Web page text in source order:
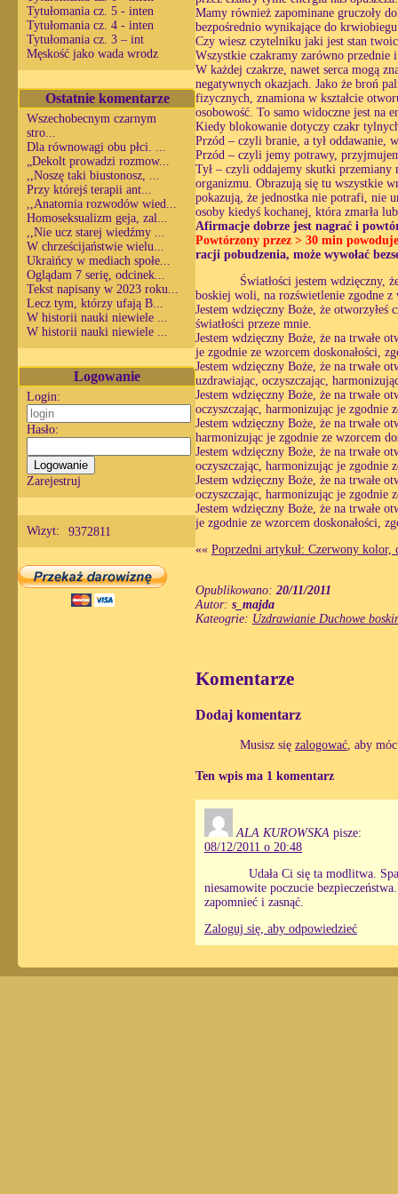
Tytułomania cz. 5 - inten
Tytułomania cz. 4 - inten
Tytułomania cz. 3 – int
Męskość jako wada wrodz
Ostatnie komentarze
Wszechobecnym czarnym
stro...
Dla równowagi obu płci. ...
„Dekolt prowadzi rozmow...
,,Noszę taki biustonosz, ...
Przy którejś terapii ant...
,,Anatomia rozwodów wied...
Homoseksualizm geja, zal...
,,Nie ucz starej wiedźmy ...
W chrześcijaństwie wielu...
Ukraińcy w mediach społe...
Oglądam 7 serię, odcinek...
Tekst napisany w 2023 roku...
Lecz tym, którzy ufają B...
W historii nauki niewiele ...
W historii nauki niewiele ...
Logowanie
Login:
Hasło:
Zarejestruj
Wizyt: 9372811
Mamy również zapominane gruczoły
bezpośrednio wynikające do
Czy wiesz czytelniku jaki jest stan
Wszystkie czakramy zarówno przednie
W każdej czakrze, nawet serca mogą
negatywnych okazjach. Jako że broń
fizycznych, znamiona w kształcie
osobowość. To samo widoczne jest na
Kiedy blokowanie dotyczy czakr
Przód – czyli branie, a tył oddawanie,
Przód – czyli jemy potrawy,
Tył – czyli oddajemy skutki przemiany
organizmu. Obrazują się tu wszystkie
pokazują, że jednostka nie potrafi, nie
osoby kiedyś kochanej, która zmarła
Afirmacje dobrze jest nagrać i
Powtórzony przez > 30 min
racji pobudzenia, może wywołać
Światłości jestem wdzięczny,
boskiej woli, na rozświetlenie zgodne z
Jestem wdzięczny Boże, że otworzyłeś
światłości przeze mnie.
Jestem wdzięczny Boże, że na trwałe
je zgodnie ze wzorcem doskonałości,
Jestem wdzięczny Boże, że na trwałe
uzdrawiając, oczyszczając,
Jestem wdzięczny Boże, że na trwałe
oczyszczając, harmonizując je zgodnie
Jestem wdzięczny Boże, że na trwałe
harmonizując je zgodnie ze wzorcem
Jestem wdzięczny Boże, że na trwałe
oczyszczając, harmonizując je zgodnie
Jestem wdzięczny Boże, że na trwałe
oczyszczając, harmonizując je zgodnie
Jestem wdzięczny Boże, że na trwałe
je zgodnie ze wzorcem doskonałości,
«« Poprzedni artykuł: Czerwony
Opublikowano: 20/11/2011
Autor: s_majda
Kateogrie: Uzdrawianie Duchowe
Komentarze
Dodaj komentarz
Musisz się zalogować, aby
Ten wpis ma 1 komentarz
ALA KUROWSKA pisze:
08/12/2011 o 20:48
Udała Ci się ta modlitwa.
niesamowite poczucie
zapomnieć i zasnąć.
Zaloguj się, aby odpowiedzieć